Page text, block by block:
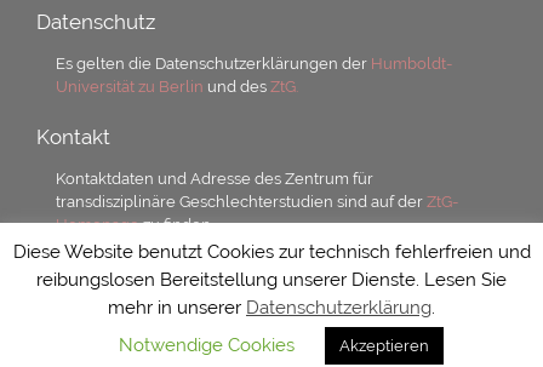
Datenschutz
Es gelten die Datenschutzerklärungen der Humboldt-
Universität zu Berlin und desZtG.
Kontakt
Kontaktdaten und Adresse des Zentrum für
transdisziplinäre Geschlechterstudien sind auf derZtG-
Homepagezu finden.
Diese Website benutzt Cookies zur technisch fehlerfreien und
reibungslosen Bereitstellung unserer Dienste. Lesen Sie
mehr in unserer Datenschutzerklärung.
Notwendige Cookies
Akzeptieren